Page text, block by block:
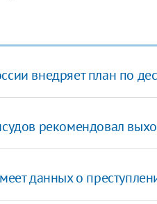
внедряет план по
рекомендовал
данных о